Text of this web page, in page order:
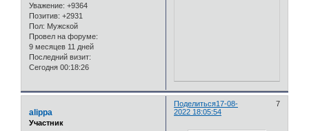
Уважение: +9364
Позитив: +2931
Пол: Мужской
Провел на форуме:
9 месяцев 11 дней
Последний визит:
Сегодня 00:18:26
Поделиться 7
17-08-
2022 18:05:54
alippa
Участник